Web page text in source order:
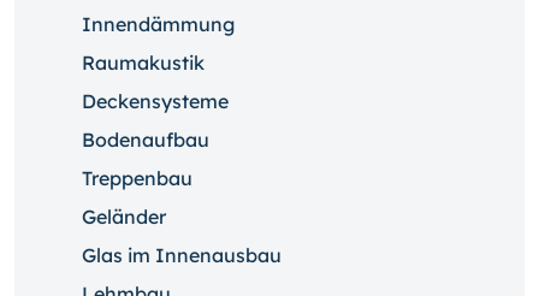
Innendämmung
Raumakustik
Deckensysteme
Bodenaufbau
Treppenbau
Geländer
Glas im Innenausbau